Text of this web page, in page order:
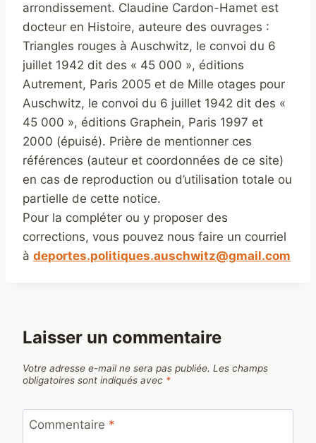
arrondissement. Claudine Cardon-Hamet est
docteur en Histoire, auteure des ouvrages :
Triangles rouges à Auschwitz, le convoi du 6
juillet 1942 dit des « 45 000 », éditions
Autrement, Paris 2005 et de Mille otages pour
Auschwitz, le convoi du 6 juillet 1942 dit des «
45 000 », éditions Graphein, Paris 1997 et
2000 (épuisé). Prière de mentionner ces
références (auteur et coordonnées de ce site)
en cas de reproduction ou d’utilisation totale ou
partielle de cette notice.
Pour la compléter ou y proposer des
corrections, vous pouvez nous faire un courriel
à deportes.politiques.auschwitz@gmail.com
Laisser un commentaire
Votre adresse e-mail ne sera pas publiée. Les champs
obligatoires sont indiqués avec *
Commentaire *